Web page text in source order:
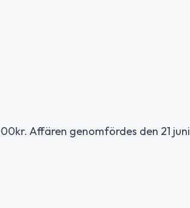
Affären genomfördes den 21 juni